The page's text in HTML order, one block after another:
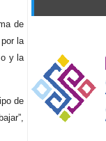
de
la
y la
de